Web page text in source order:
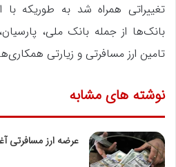
تغییراتی همراه شد به طوریکه با
بانک‌ها از جمله بانک ملی،
تامین ارز مسافرتی و زیارتی
نوشته های مشابه
عرضه ارز مسافرتی